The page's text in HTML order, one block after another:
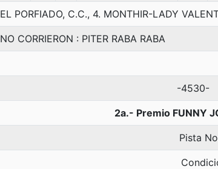
EL PORFIADO, C.C., 4. MONTHIR-LADY
NO CORRIERON : PITER RABA RABA
-4530-
2a.- Premio FUNNY
Pista